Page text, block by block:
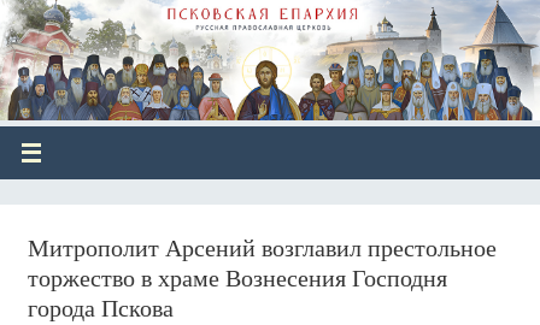
Митрополит Арсений возглавил престольное
торжество в храме Вознесения Господня
города Пскова